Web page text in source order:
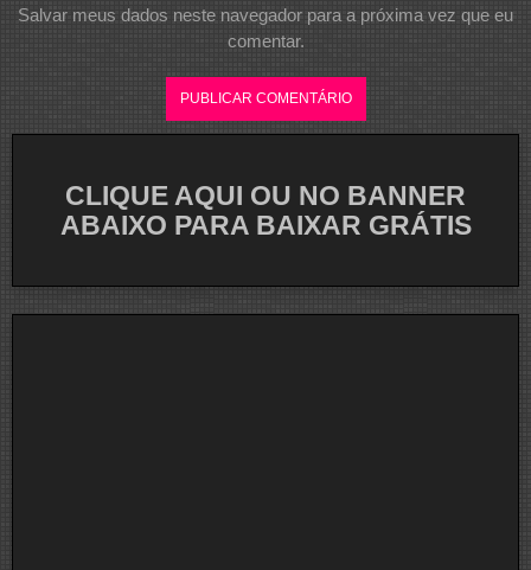
Salvar meus dados neste navegador para a próxima vez que eu
comentar.
CLIQUE AQUI OU NO BANNER
ABAIXO PARA BAIXAR GRÁTIS